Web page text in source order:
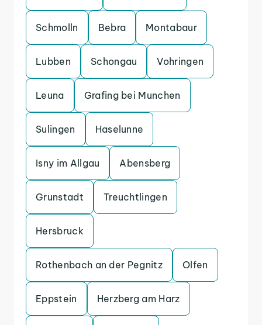
Schmolln Bebra Montabaur
Lubben Schongau Vohringen
Leuna Grafing bei Munchen
Sulingen Haselunne
Isny im Allgau Abensberg
Grunstadt Treuchtlingen
Hersbruck
Rothenbach an der Pegnitz Olfen
Eppstein Herzberg am Harz